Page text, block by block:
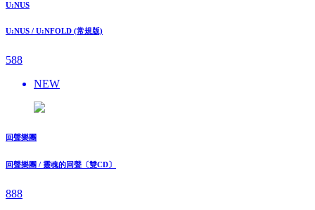
U:NUS
U:NUS / U:NFOLD (常規版)
588
NEW
回聲樂團
回聲樂團 / 靈魂的回聲〔雙CD〕
888